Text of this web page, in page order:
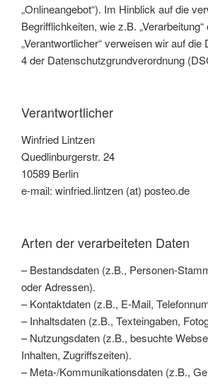
„Onlineangebot“). Im Hinblick auf die
Begrifflichkeiten, wie z.B. „Verarbeitung“
„Verantwortlicher“ verweisen wir auf die
4 der Datenschutzgrundverordnung
Verantwortlicher
Winfried Lintzen
Quedlinburgerstr. 24
10589 Berlin
e-mail: winfried.lintzen (at) posteo.de
Arten der verarbeiteten Daten
– Bestandsdaten (z.B., Personen-
oder Adressen).
– Kontaktdaten (z.B., E-Mail,
– Inhaltsdaten (z.B., Texteingaben,
– Nutzungsdaten (z.B., besuchte
Inhalten, Zugriffszeiten).
– Meta-/Kommunikationsdaten (z.B.,